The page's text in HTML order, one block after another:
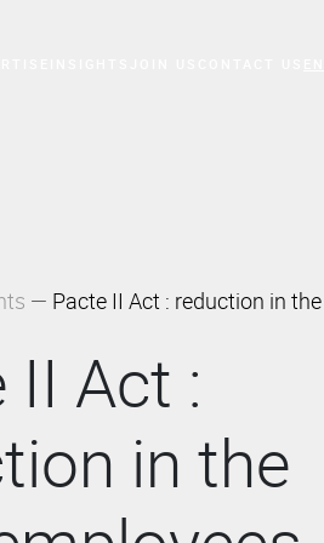
Pacte II Act : reduction in the time employees have to appeal
II Act :
in the